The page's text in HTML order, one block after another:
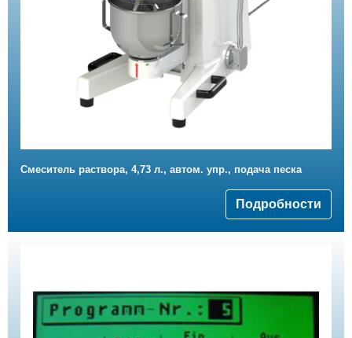
Смеситель раствора, 4,73 л., автом. упр., подача песка
Подробности